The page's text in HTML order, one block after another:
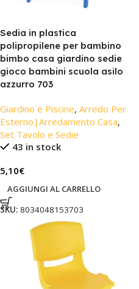
Sedia in plastica
polipropilene per bambino
bimbo casa giardino sedie
gioco bambini scuola asilo
azzurro 703
Giardino e Piscine, Arredo Per
Esterno|Arredamento Casa,
Set Tavolo e Sedie
43 in stock
5,10€
AGGIUNGI AL CARRELLO
SKU: 8034048153703